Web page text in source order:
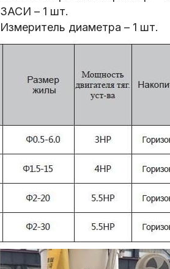
ЗАСИ – 1 шт.
Измеритель диаметра – 1 шт.